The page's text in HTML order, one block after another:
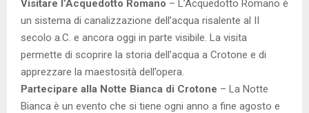
Visitare l’Acquedotto Romano – L’Acquedotto Romano è
un sistema di canalizzazione dell’acqua risalente al II
secolo a.C. e ancora oggi in parte visibile. La visita
permette di scoprire la storia dell’acqua a Crotone e di
apprezzare la maestosità dell’opera.
Partecipare alla Notte Bianca di Crotone – La Notte
Bianca è un evento che si tiene ogni anno a fine agosto e